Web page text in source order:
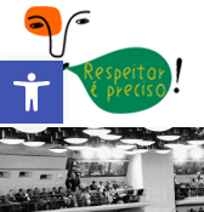
Barra de